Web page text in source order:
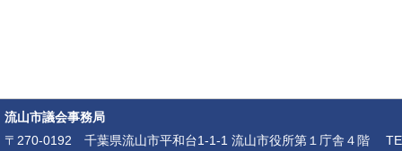
流山市議会事務局
〒270-0192 千葉県流山市平和台1-1-1 流山市役所第１庁舎４階